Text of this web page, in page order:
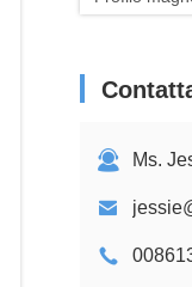
Luce
Ms.